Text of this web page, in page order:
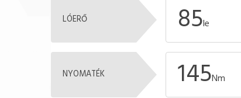
LÓERŐ 85le
NYOMATÉK 145Nm